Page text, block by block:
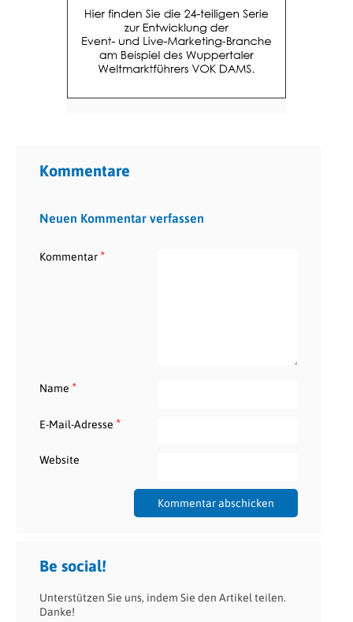
Kommentare
Neuen Kommentar verfassen
Kommentar*
Name *
E-Mail-Adresse *
Website
Be social!
Unterstützen Sie uns, indem Sie den Artikel teilen.
Danke!